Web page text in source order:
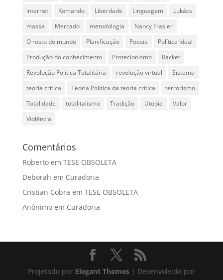
internet
Komando Liberdade Linguagem
Lukács
massa
Mercado metodologia
Nancy Frasier
O resto do mundo
Planificação Poesia
Política Ideal
Produção do conhecimento
Protecionismo
Racket
Revolução Política Totalitária
revolução virtual
Sistema
teoria crítica
Teoria Política da teoria crítica
terrorismo
Totalidade
totalitalismo Tradição Utopia
Valor
Violência
Comentários
Robertoem TESE OBSOLETA
Deborah em Curadoria
Cristian Cobra em TESE OBSOLETA
Anônimoem Curadoria
Projetado por Elegant Themes| Desenvolvido por